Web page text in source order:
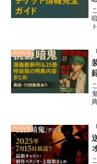
桃源暗鬼
桃源暗鬼